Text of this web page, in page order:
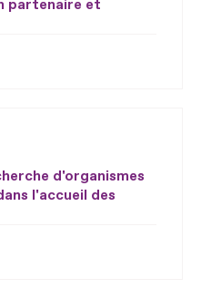
partenaire et
d'organismes
l'accueil des